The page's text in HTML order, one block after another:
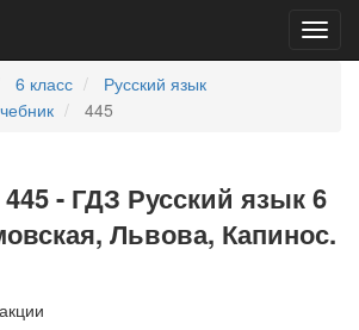
6 класс
Русский язык
445
- ГДЗ Русский язык 6
Львова, Капинос.